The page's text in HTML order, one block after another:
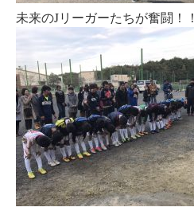
未来のJリーガーたちが奮闘！！